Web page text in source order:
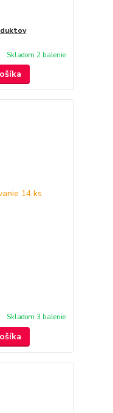
Skladom 2 balenie
Skladom 3 balenie